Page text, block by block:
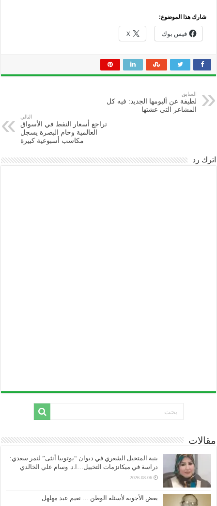
شارك هذا الموضوع:
فيس بوك X
السابق
لطيفة عن ألبومها الجديد: فيه كل
المشاعر التي عشتها
التالي
تراجع أسعار النفط في الأسواق
العالمية وخام البصرة يسجل
مكاسب أسبوعية كبيرة
اترك رد
مقالات
بنية المتخيل الشعري في ديوان “يوتوبيا أنثى” لنمر سعدي:
دراسة في ميكانزمات التخييل…ا.د. وسام علي الخالدي
2026-08-06
بعض الأجوبة لأسئلة الوطن … نعيم عبد مهلهل